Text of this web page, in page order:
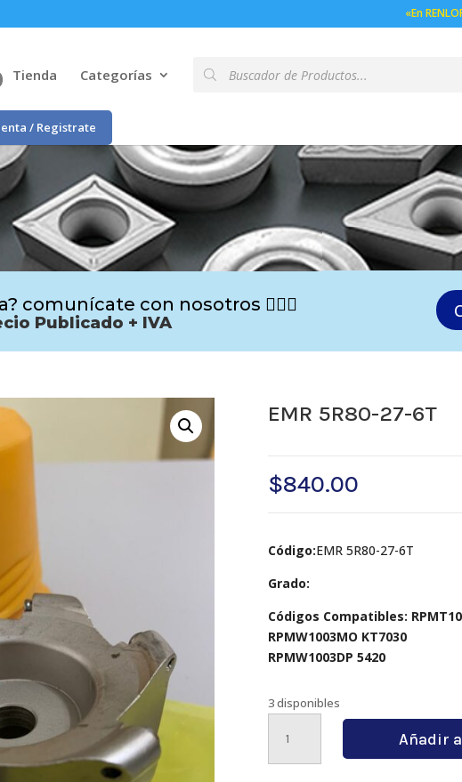
«En
Tienda Categorías de
productos
/ Registrate
comunícate con nosotros 🙋🏻‍♂️
Publicado + IVA
EMR 5R80-27-6T
$840.00
Código:EMR 5R80-27-6T
Grado:
Códigos Compatibles:
RPMW1003MO KT7030
RPMW1003DP 5420
3 disponibles
5R80-
27-
Añadir